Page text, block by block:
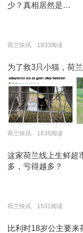
少？真相居然是…
荷兰快讯 1833阅读
为了救3只小猫，荷
荷兰快讯 1836阅读
这家荷兰线上生鲜超
多，亏得越多？
荷兰快讯 1531阅读
比利时18岁公主要来